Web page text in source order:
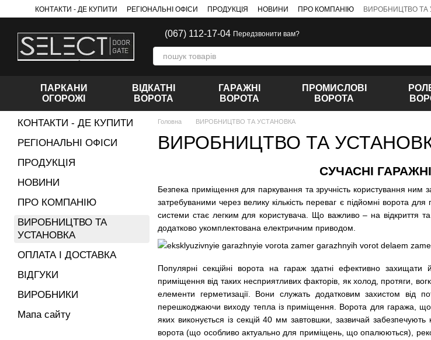
Перейти до основного контенту
КОНТАКТИ - ДЕ КУПИТИ РЕГІОНАЛЬНІ ОФІСИ ПРОДУКЦІЯ НОВИНИ ПРО КОМПАНІЮ ВИРОБНИЦТВО ТА
(067) 112-17-04 Передзвонити вам?
ПАРКАНИ
ОГОРОЖІ
ВІДКАТНІ
ВОРОТА
ГАРАЖНІ
ВОРОТА
ПРОМИСЛОВІ
ВОРОТА
Головна ВИРОБНИЦТВО ТА УСТАНОВКА
ВИРОБНИЦТВО ТА
СУЧАСНІ
Безпека приміщення для паркування та зручність користування ним
затребуваними через велику кількість переваг є підйомні ворота
системи стає легким для користувача. Що важливо – на відкриття
додатково укомплектована електричним приводом.
Популярні секційні ворота на гаражздатні ефективно захищати
приміщення від таких несприятливих факторів, як холод, протяги,
елементи герметизації. Вони служать додатковим захистом від
перешкоджаючи виходу тепла із приміщення. Ворота для гаража,
яких виконується із секцій 40 мм завтовшки, зазвичай
ворота (що особливо актуально для приміщень, що опалюються),
КОНТАКТИ - ДЕ КУПИТИ
РЕГІОНАЛЬНІ ОФІСИ
ПРОДУКЦІЯ
НОВИНИ
ПРО КОМПАНІЮ
ВИРОБНИЦТВО ТА
УСТАНОВКА
ОПЛАТА І ДОСТАВКА
ВІДГУКИ
ВИРОБНИКИ
Мапа сайту